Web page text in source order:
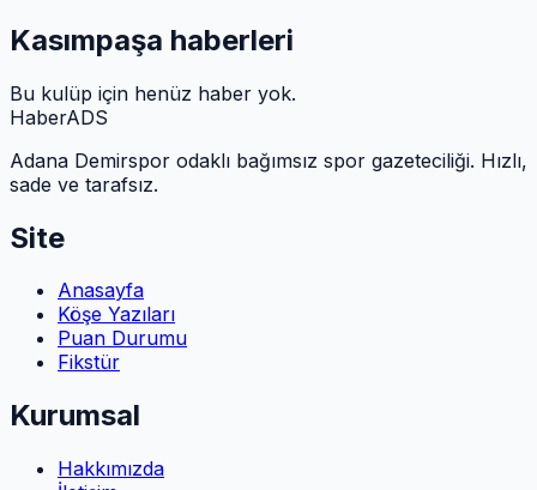
Kasımpaşa haberleri
Bu kulüp için henüz haber yok.
HaberADS
Adana Demirspor odaklı bağımsız spor gazeteciliği. Hızlı,
sade ve tarafsız.
Site
Anasayfa
Köşe Yazıları
Puan Durumu
Fikstür
Kurumsal
Hakkımızda